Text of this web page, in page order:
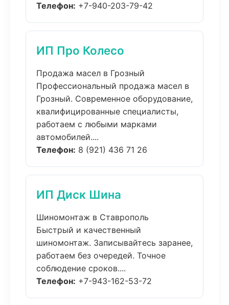
Телефон: +7-940-203-79-42
ИП Про Колесо
Продажа масел в Грозный
Профессиональный продажа масел в
Грозный. Современное оборудование,
квалифицированные специалисты,
работаем с любыми марками
автомобилей....
Телефон: 8 (921) 436 71 26
ИП Диск Шина
Шиномонтаж в Ставрополь
Быстрый и качественный
шиномонтаж. Записывайтесь заранее,
работаем без очередей. Точное
соблюдение сроков....
Телефон: +7-943-162-53-72